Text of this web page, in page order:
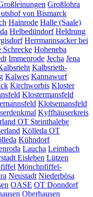
Großlohra
von Bismarck
Hainrode Halle (Saale)
Helbedündorf Heldrung
Herrmannsacker bei
Schrecke Hoheneba
Immenrode Jecha Jena
Kalbsrieth-
Kalwes Kannawurf
Kirchworbis Kloster
Klostermansfeld
Klotsemansfeld
Kyffhäuserkreis
OT Steinthalebe
Kölleda OT
Kühndorf
Laucha Leimbach
Eisleben Lützen
Mönchpfiffel-
Neustadt Niederbösa
OASE OT Donndorf
Oberhausen